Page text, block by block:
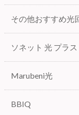
その他おすすめ光
ソネット 光 プラス
Marubeni光
BBIQ